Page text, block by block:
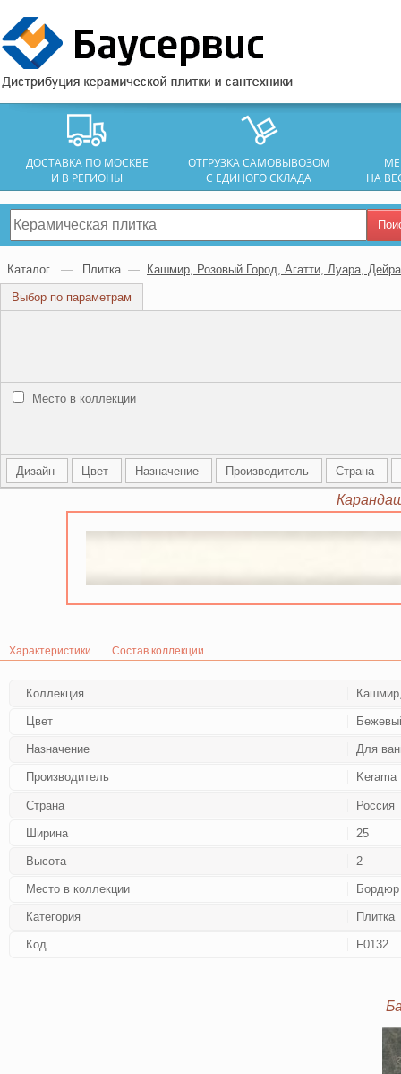
ДОСТАВКА ПО МОСКВЕ
И В РЕГИОНЫ
ОТГРУЗКА САМОВЫВОЗОМ
С ЕДИНОГО СКЛАДА
НА
Каталог — Плитка — Кашмир, Розовый Город, Агатти, Луара,
Выбор по параметрам
Место в коллекции
Дизайн Цвет Назначение Производитель Страна
Характеристики Состав коллекции
Коллекция
Цвет
Назначение Для
Производитель Kerama
Страна Россия
Ширина 25
Высота 2
Место в коллекции Бордюр
Категория Плитка
Код F0132